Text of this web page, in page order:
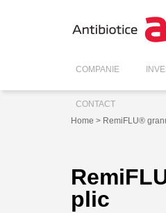
COMPANIE
CONTACT
Home > RemiFLU®
plic